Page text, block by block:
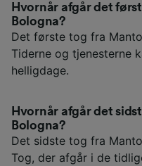
Hvornår afgår det
Bologna?
Det første tog fra
Tiderne og tjenesterne
helligdage.
Hvornår afgår det
Bologna?
Det sidste tog fra
Tog, der afgår i de